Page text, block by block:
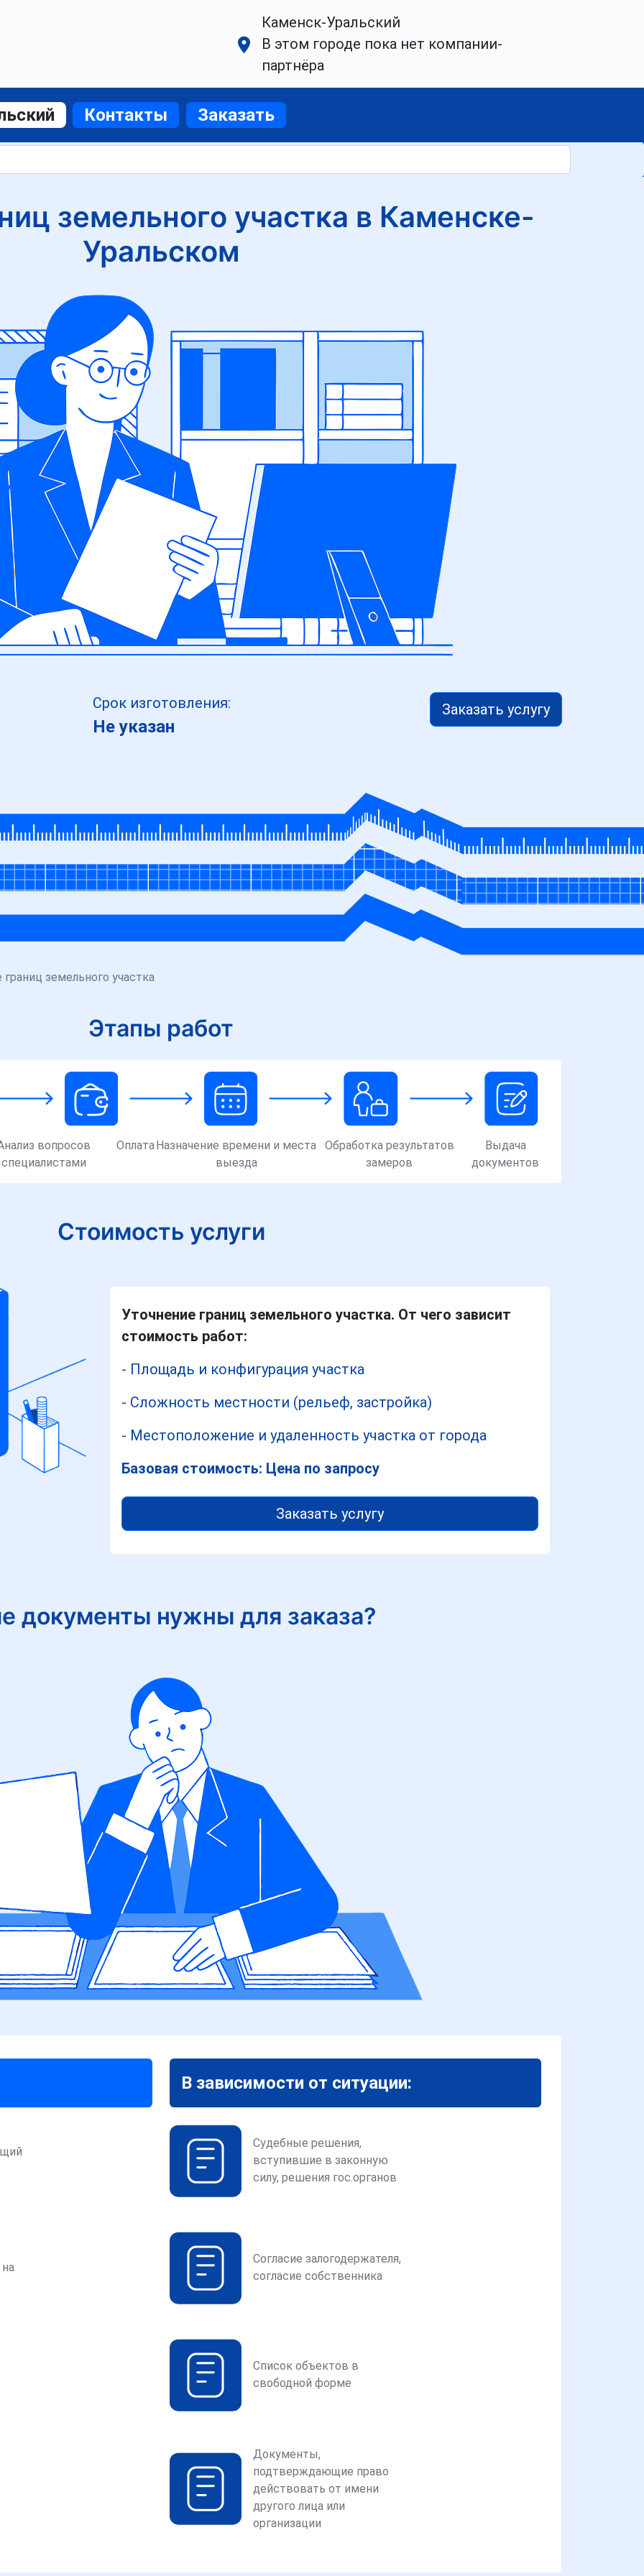
Каменск-Уральский
В этом городе пока нет компании-
партнёра
Контакты Заказать
земельного участка в Каменске-
Уральском
Срок изготовления:
Не указан
Заказать услугу
границ земельного участка
Этапы работ
вопросов
специалистами
ОплатаНазначение времени и места
выезда
Обработка результатов
замеров
Выдача
документов
Стоимость услуги
Уточнение границ земельного участка. От чего зависит
стоимость работ:
- Площадь и конфигурация участка
- Сложность местности (рельеф, застройка)
- Местоположение и удаленность участка от города
Базовая стоимость: Цена по запросу
Заказать услугу
документы нужны для заказа?
В зависимости от ситуации:
Судебные решения,
вступившие в законную
силу, решения гос.органов
Согласие залогодержателя,
согласие собственника
Список объектов в
свободной форме
Документы,
подтверждающие право
действовать от имени
другого лица или
организации